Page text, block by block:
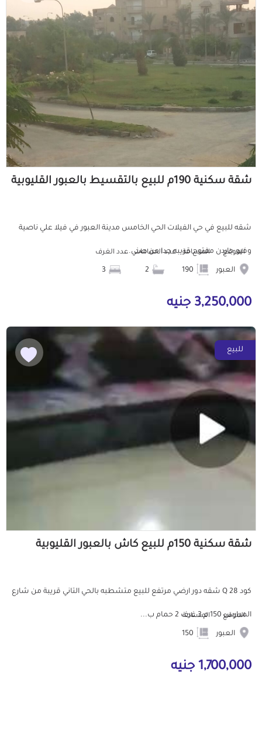
شقة سكنية 190م للبيع بالتقسيط بالعبور القليوبية
شقه للبيع في حي الفيلات الحي الخامس مدينة العبور في فيلا علي ناصية
وفيو جاردن مفتوح قريبه جدا من صني...
الموقع
العبور
المساحة عدد الحمامات عدد الغرف
3,250,000 جنيه
للبيع
شقة سكنية 150م للبيع كاش بالعبور القليوبية
كود Q 28 شقه دور ارضي مرتفع للبيع متشطبه بالحي التاني قريبة من شارع
المدارس 150 م 3 غرف 2 حمام ب...
الموقع
العبور
المساحة
1,700,000 جنيه